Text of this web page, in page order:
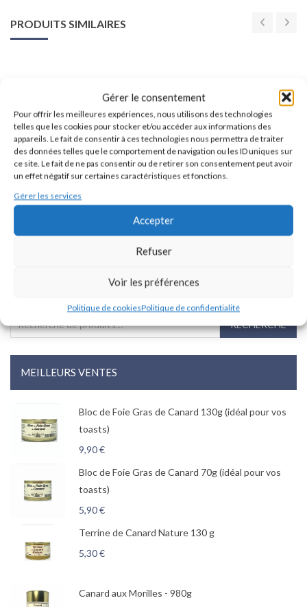
Gérer le consentement
Pour offrir les meilleures expériences, nous utilisons des technologies
telles que les cookies pour stocker et/ou accéder aux informations des
appareils. Le fait de consentir à ces technologies nous permettra de traiter
des données telles que le comportement de navigation ou les ID uniques sur
ce site. Le fait de ne pas consentir ou de retirer son consentement peut avoir
un effet négatif sur certaines caractéristiques et fonctions.
Gérer les services
Accepter
Refuser
Voir les préférences
Politique de cookiesPolitique de confidentialité
PRODUITS SIMILAIRES
Magret de Canard aux Marrons
Tajine de Canard (citrons-olives)
RECHERCHE
MEILLEURS VENTES
Bloc de Foie Gras de Canard 130g (idéal pour vos
toasts)
9,90€
Bloc de Foie Gras de Canard 70g (idéal pour vos
toasts)
5,90€
Terrine de Canard Nature 130 g
5,30€
Canard aux Morilles - 980g